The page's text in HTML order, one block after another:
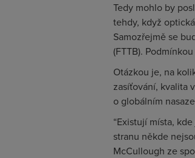
Tedy mohlo by
tehdy, když
Samozřejmě se
(FTTB).
Otázkou je, na
zasíťování, kvalita
o globálním
“Existují místa,
stranu někde
McCullough ze